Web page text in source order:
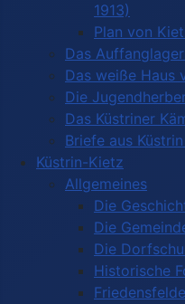
1913)
Plan von
Das
Das weiße Haus
Die
Das Küstriner
Briefe aus
Küstrin-Kietz
Allgemeines
Die
Die
Die
Historische